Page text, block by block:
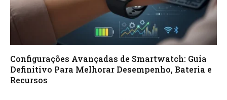
Configurações Avançadas de Smartwatch: Guia
Definitivo Para Melhorar Desempenho, Bateria e
Recursos